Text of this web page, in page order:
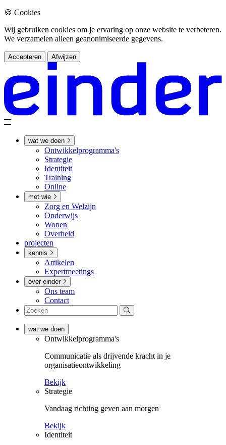
🍪 Cookies
Wij gebruiken cookies om je ervaring op onze website te verbeteren.
We verzamelen alleen geanonimiseerde gegevens.
Accepteren Afwijzen
wat we doen
Ontwikkel­­programma's
Strategie
Identiteit
Training
Online
met wie
Zorg en Welzijn
Onderwijs
Wonen
Overheid
projecten
kennis
Artikelen
Expertmeetings
over einder
Ons team
Contact
wat we doen
Ontwikkel­­programma's
Communicatie als drijvende kracht in je
organisatieontwikkeling
Bekijk
Strategie
Vandaag richting geven aan morgen
Bekijk
Identiteit